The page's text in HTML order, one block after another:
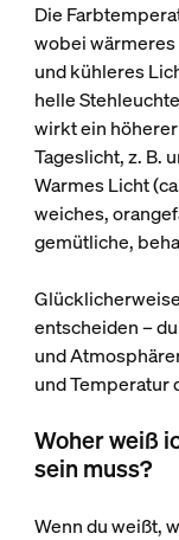
Die
wobei wärmeres
und kühleres
helle
wirkt ein
Tageslicht, z. B.
Warmes Licht
weiches,
gemütliche,
entscheiden –
und
und Temperatur
Woher weiß
sein muss?
Wenn du weißt,